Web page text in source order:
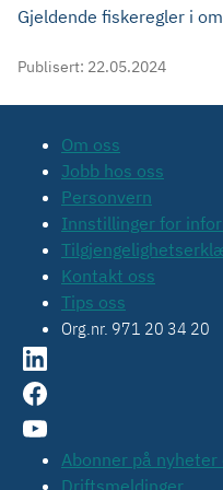
Gjeldende fiskeregler i
Publisert: 22.05.2024
Om oss
Jobb hos oss
Personvern
Innstillinger for
Kontakt oss
Tips oss
Org.nr. 971 20 34 20
Abonner på nyheter
Driftsmeldinger